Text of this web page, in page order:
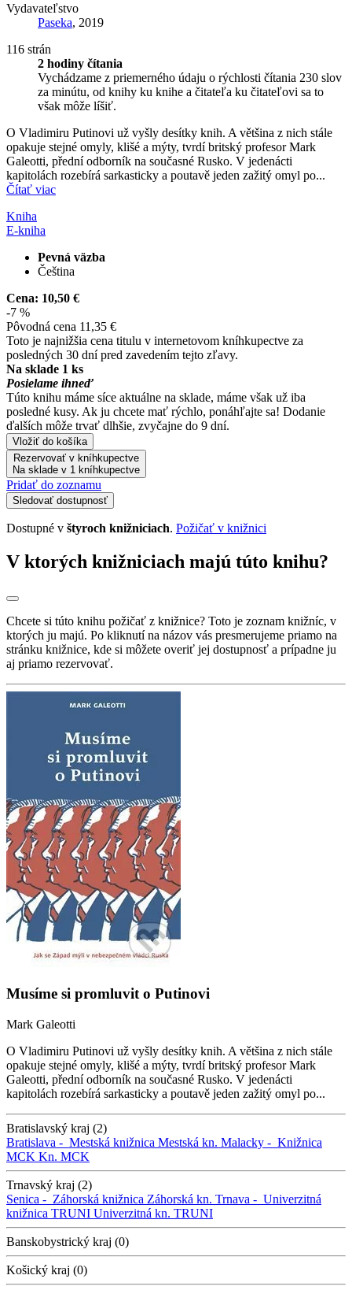
Vydavateľstvo
Paseka, 2019
116 strán
2 hodiny čítania
Vychádzame z priemerného údaju o rýchlosti čítania 230 slov
za minútu, od knihy ku knihe a čitateľa ku čitateľovi sa to
však môže líšiť.
O Vladimiru Putinovi už vyšly desítky knih. A většina z nich stále
opakuje stejné omyly, klišé a mýty, tvrdí britský profesor Mark
Galeotti, přední odborník na současné Rusko. V jedenácti
kapitolách rozebírá sarkasticky a poutavě jeden zažitý omyl po...
Čítať viac
Kniha
E-kniha
Pevná väzba
Čeština
Cena: 10,50 €
-7 %
Pôvodná cena 11,35 €
Toto je najnižšia cena titulu v internetovom kníhkupectve za
posledných 30 dní pred zavedením tejto zľavy.
Na sklade 1 ks
Posielame ihneď
Túto knihu máme síce aktuálne na sklade, máme však už iba
posledné kusy. Ak ju chcete mať rýchlo, ponáhľajte sa! Dodanie
ďalších môže trvať dlhšie, zvyčajne do 9 dní.
Vložiť do košíka
Rezervovať v kníhkupectve
Na sklade v 1 kníhkupectve
Pridať do zoznamu
Sledovať dostupnosť
Dostupné v štyroch knižniciach. Požičať v knižnici
V ktorých knižniciach majú túto knihu?
Chcete si túto knihu požičať z knižnice? Toto je zoznam knižníc, v
ktorých ju majú. Po kliknutí na názov vás presmerujeme priamo na
stránku knižnice, kde si môžete overiť jej dostupnosť a prípadne ju
aj priamo rezervovať.
Musíme si promluvit o Putinovi
Mark Galeotti
O Vladimiru Putinovi už vyšly desítky knih. A většina z nich stále
opakuje stejné omyly, klišé a mýty, tvrdí britský profesor Mark
Galeotti, přední odborník na současné Rusko. V jedenácti
kapitolách rozebírá sarkasticky a poutavě jeden zažitý omyl po...
Bratislavský kraj (2)
Bratislava - Mestská knižnica Mestská kn. Malacky - Knižnica
MCK Kn. MCK
Trnavský kraj (2)
Senica - Záhorská knižnica Záhorská kn. Trnava - Univerzitná
knižnica TRUNI Univerzitná kn. TRUNI
Banskobystrický kraj (0)
Košický kraj (0)